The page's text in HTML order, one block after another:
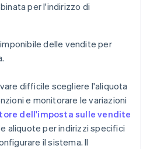
per l'indirizzo di
delle vendite per
difficile scegliere l'aliquota
e monitorare le variazioni
dell'imposta sulle vendite
aliquote per indirizzi specifici
il sistema. Il